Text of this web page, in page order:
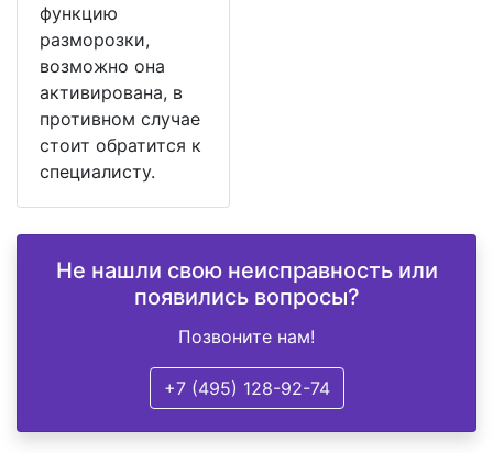
функцию
разморозки,
возможно она
активирована, в
противном случае
стоит обратится к
специалисту.
Не нашли свою неисправность или
появились вопросы?
Позвоните нам!
+7 (495) 128-92-74